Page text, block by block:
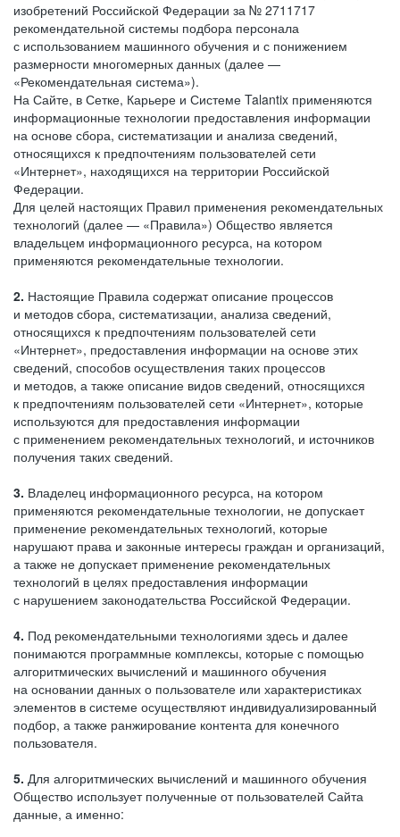
изобретений Российской Федерации за № 2711717
рекомендательной системы подбора персонала
с использованием машинного обучения и с понижением
размерности многомерных данных (далее —
«Рекомендательная система»).
На Сайте, в Сетке, Карьере и Системе Talantix применяются
информационные технологии предоставления информации
на основе сбора, систематизации и анализа сведений,
относящихся к предпочтениям пользователей сети
«Интернет», находящихся на территории Российской
Федерации.
Для целей настоящих Правил применения рекомендательных
технологий (далее — «Правила») Общество является
владельцем информационного ресурса, на котором
применяются рекомендательные технологии.
2. Настоящие Правила содержат описание процессов
и методов сбора, систематизации, анализа сведений,
относящихся к предпочтениям пользователей сети
«Интернет», предоставления информации на основе этих
сведений, способов осуществления таких процессов
и методов, а также описание видов сведений, относящихся
к предпочтениям пользователей сети «Интернет», которые
используются для предоставления информации
с применением рекомендательных технологий, и источников
получения таких сведений.
3. Владелец информационного ресурса, на котором
применяются рекомендательные технологии, не допускает
применение рекомендательных технологий, которые
нарушают права и законные интересы граждан и организаций,
а также не допускает применение рекомендательных
технологий в целях предоставления информации
с нарушением законодательства Российской Федерации.
4. Под рекомендательными технологиями здесь и далее
понимаются программные комплексы, которые с помощью
алгоритмических вычислений и машинного обучения
на основании данных о пользователе или характеристиках
элементов в системе осуществляют индивидуализированный
подбор, а также ранжирование контента для конечного
пользователя.
5. Для алгоритмических вычислений и машинного обучения
Общество использует полученные от пользователей Сайта
данные, а именно: